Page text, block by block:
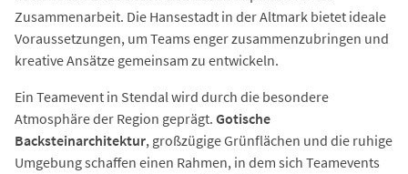
Zusammenarbeit. Die Hansestadt in der Altmark bietet ideale
Voraussetzungen, um Teams enger zusammenzubringen und
kreative Ansätze gemeinsam zu entwickeln.
Ein Teamevent in Stendal wird durch die besondere
Atmosphäre der Region geprägt. Gotische
Backsteinarchitektur, großzügige Grünflächen und die ruhige
Umgebung schaffen einen Rahmen, in dem sich Teamevents